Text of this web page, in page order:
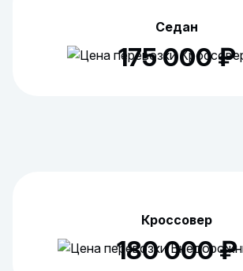
Седан
175 000 ₽
Кроссовер
180 000 ₽